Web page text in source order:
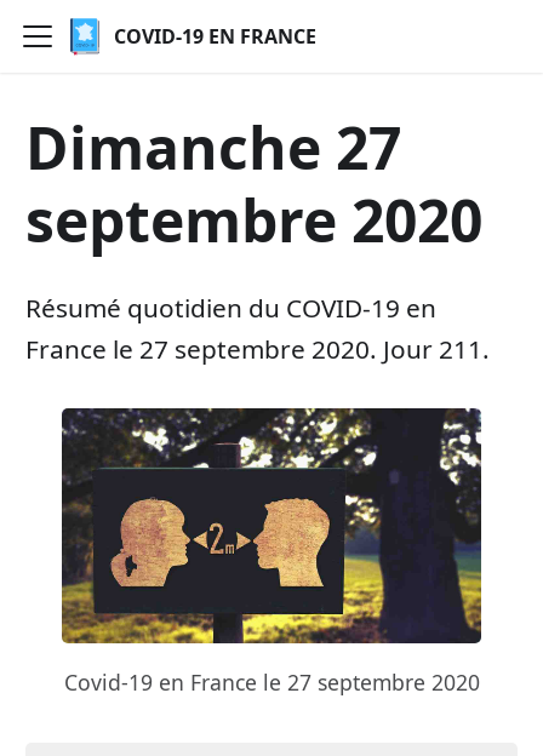
COVID-19 EN FRANCE
Dimanche 27
septembre 2020
Résumé quotidien du COVID-19 en
France le 27 septembre 2020. Jour 211.
Covid-19 en France le 27 septembre 2020